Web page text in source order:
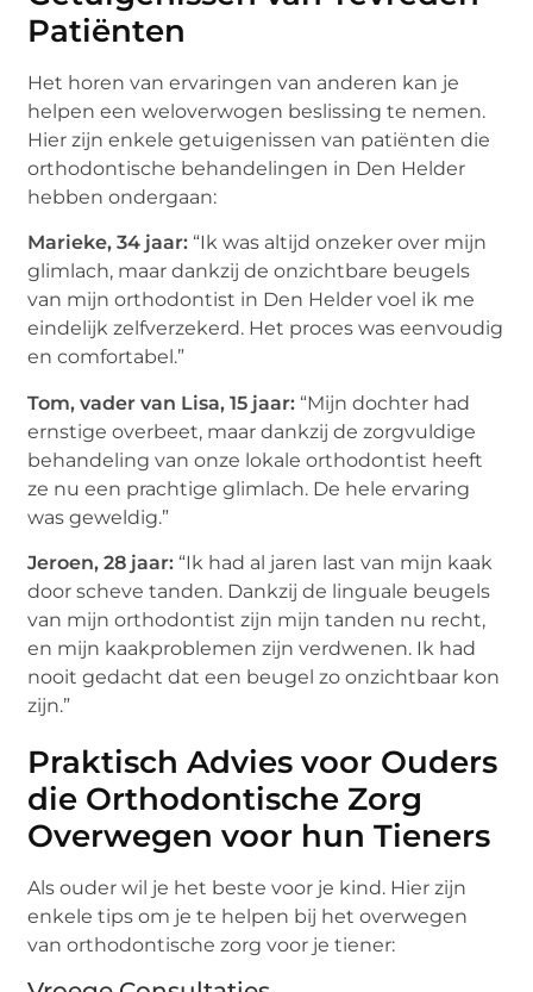
Patiënten
Het horen van ervaringen van anderen kan je
helpen een weloverwogen beslissing te nemen.
Hier zijn enkele getuigenissen van patiënten die
orthodontische behandelingen in Den Helder
hebben ondergaan:
Marieke, 34 jaar: “Ik was altijd onzeker over mijn
glimlach, maar dankzij de onzichtbare beugels
van mijn orthodontist in Den Helder voel ik me
eindelijk zelfverzekerd. Het proces was eenvoudig
en comfortabel.”
Tom, vader van Lisa, 15 jaar: “Mijn dochter had
ernstige overbeet, maar dankzij de zorgvuldige
behandeling van onze lokale orthodontist heeft
ze nu een prachtige glimlach. De hele ervaring
was geweldig.”
Jeroen, 28 jaar: “Ik had al jaren last van mijn kaak
door scheve tanden. Dankzij de linguale beugels
van mijn orthodontist zijn mijn tanden nu recht,
en mijn kaakproblemen zijn verdwenen. Ik had
nooit gedacht dat een beugel zo onzichtbaar kon
zijn.”
Praktisch Advies voor Ouders
die Orthodontische Zorg
Overwegen voor hun Tieners
Als ouder wil je het beste voor je kind. Hier zijn
enkele tips om je te helpen bij het overwegen
van orthodontische zorg voor je tiener: